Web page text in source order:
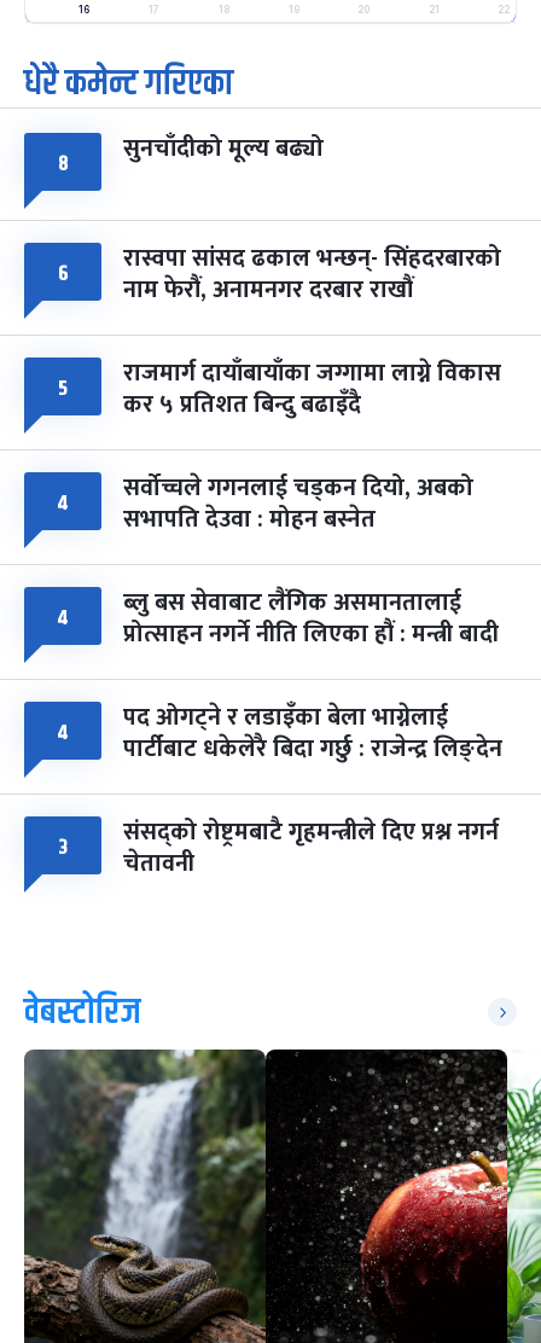
मंगल फाल्गुन २५, २०८३ Mar 9, 2027
७
आइत
पूर्णिमा व्रत
चैत्र ७, २०८३-Mar 21, 2027
८ फागुपूर्णिमा
16 17 18 19 20 21 22
धेरै कमेन्ट गरिएका
८ सुनचाँदीको मूल्य बढ्यो
६ रास्वपा सांसद ढकाल भन्छन्- सिंहदरबारको
नाम फेरौं, अनामनगर दरबार राखौं
५ राजमार्ग दायाँबायाँका जग्गामा लाग्ने विकास
कर ५ प्रतिशत बिन्दु बढाइँदै
४ सर्वोच्चले गगनलाई चड्कन दियो, अबको
सभापति देउवा : मोहन बस्नेत
४ ब्लु बस सेवाबाट लैंगिक असमानतालाई
प्रोत्साहन नगर्ने नीति लिएका हौं : मन्त्री बादी
४ पद ओगट्ने र लडाइँका बेला भाग्नेलाई
पार्टीबाट धकेलेरै बिदा गर्छु : राजेन्द्र लिङ्देन
३ संसद्को रोष्ट्रमबाटै गृहमन्त्रीले दिए प्रश्न नगर्न
चेतावनी
वेबस्टोरिज